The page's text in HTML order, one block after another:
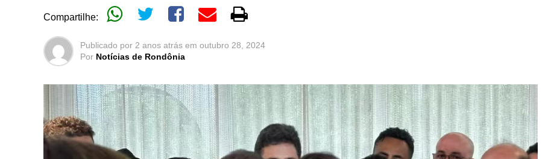
Compartilhe:
Publicado por 2 anos atrás em outubro 28, 2024
Por Notícias de Rondônia